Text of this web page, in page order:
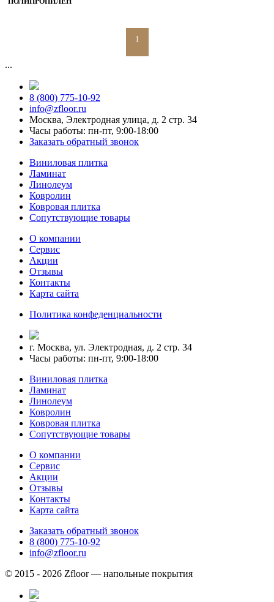
1
...
8 (800) 775-10-92
info@zfloor.ru
Москва, Электродная улица, д. 2 стр. 34
Часы работы: пн-пт, 9:00-18:00
Заказать обратный звонок
Виниловая плитка
Ламинат
Линолеум
Ковролин
Ковровая плитка
Сопутствующие товары
О компании
Сервис
Акции
Отзывы
Контакты
Карта сайта
Политика конфеденциальности
г. Москва, ул. Электродная, д. 2 стр. 34
Часы работы: пн-пт, 9:00-18:00
Виниловая плитка
Ламинат
Линолеум
Ковролин
Ковровая плитка
Сопутствующие товары
О компании
Сервис
Акции
Отзывы
Контакты
Карта сайта
Заказать обратный звонок
8 (800) 775-10-92
info@zfloor.ru
© 2015 - 2026 Zfloor — напольные покрытия